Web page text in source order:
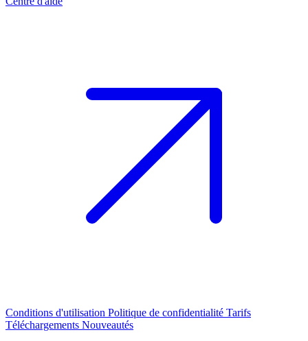
Conditions d'utilisation Politique de confidentialité Tarifs
Téléchargements Nouveautés